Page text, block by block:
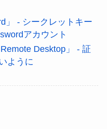
」 - シークレットキー
アカウント
Desktop」 - 証
ように